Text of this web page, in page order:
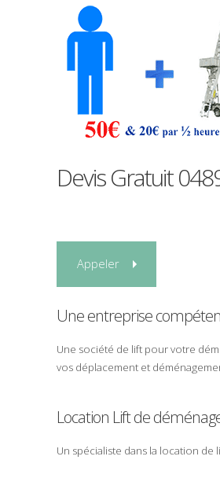
Devis Gratuit
Appeler
Une entreprise
Une société de lift pour votre
vos déplacement et
Location Lift de
Un spécialiste dans la location de